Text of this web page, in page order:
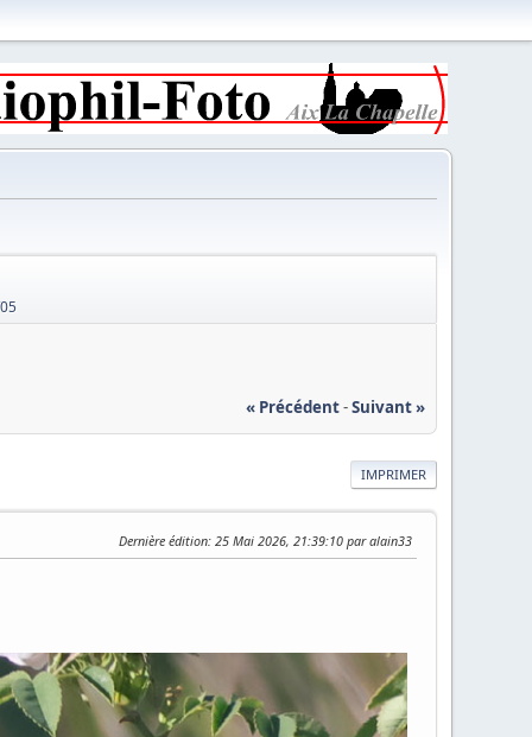
« Précédent-Suivant »
IMPRIMER
Dernière édition: 25 Mai 2026, 21:39:10 par alain33